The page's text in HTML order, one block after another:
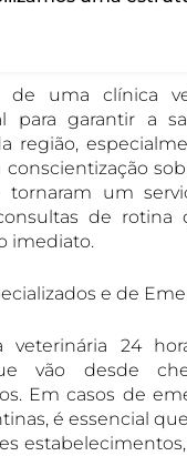
de uma clínica
para garantir a
região,
tornaram um
de rotina
imediato.
e de
veterinária 24
vão desde
Em casos de
é essencial